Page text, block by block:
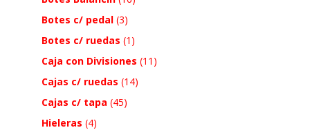
Botes c/ pedal (3)
Botes c/ ruedas (1)
Caja con Divisiones (11)
Cajas c/ ruedas (14)
Cajas c/ tapa (45)
Hieleras (4)